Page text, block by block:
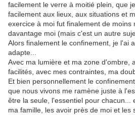
facilement le verre à moitié plein, que
facilement aux lieux, aux situations et
exercice à moi fut finalement de moins
davantage moi (mais c'est un autre
Alors finalement le confinement, je l'ai
adapte...
Avec ma lumière et ma zone d'ombre,
facilités, avec mes contraintes, ma
Et bien personnellement le
que nous vivons me ramène juste à
être la seule, l'essentiel pour chacun...
ma famille, les avoir près de moi et les